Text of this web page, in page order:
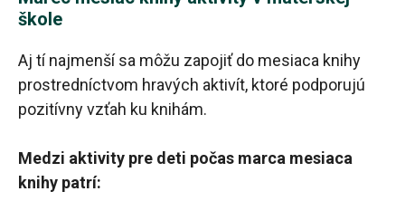
škole
Aj tí najmenší sa môžu zapojiť do mesiaca knihy
prostredníctvom hravých aktivít, ktoré podporujú
pozitívny vzťah ku knihám.
Medzi aktivity pre deti počas marca mesiaca
knihy patrí: